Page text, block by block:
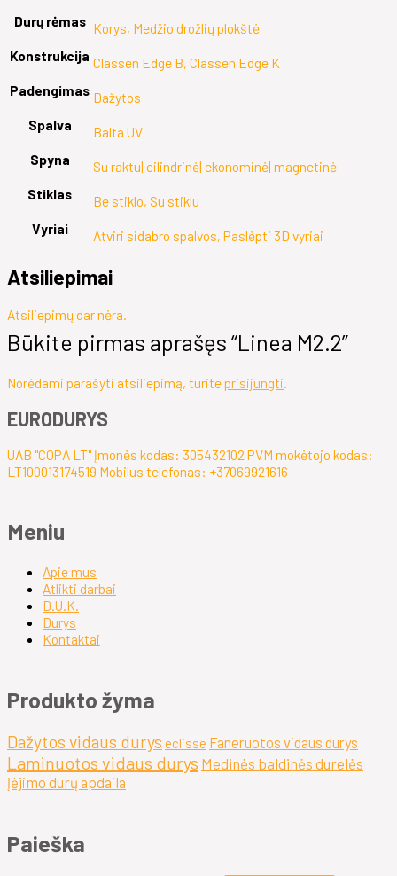
Durų rėmas Korys, Medžio drožlių plokštė
Konstrukcija Classen Edge B, Classen Edge K
Padengimas Dažytos
Spalva
Balta UV
Spyna
Su raktu| cilindrinė| ekonominė| magnetinė
Stiklas
Be stiklo, Su stiklu
Vyriai
Atviri sidabro spalvos, Paslėpti 3D vyriai
Atsiliepimai
Atsiliepimų dar nėra.
Būkite pirmas aprašęs “Linea M2.2”
Norėdami parašyti atsiliepimą, turiteprisijungti
EURODURYS
UAB "COPA LT" Įmonės kodas: 305432102 PVM mokėtojo kodas:
LT100013174519 Mobilus telefonas: +37069921616
Meniu
Apie mus
Atlikti darbai
D.U.K.
Durys
Kontaktai
Produkto žyma
Dažytos vidaus durys eclisse Faneruotos vidaus durys
Laminuotos vidaus durys Medinės baldinės durelės
Įėjimo durų apdaila
Paieška